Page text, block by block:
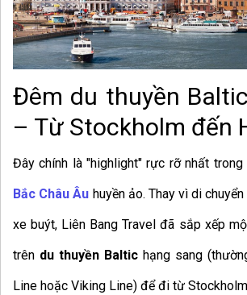
Đêm du thuyền
– Từ Stockholm đến
Đây chính là "highlight" rực rỡ nhất trong
Bắc Châu Âu huyền ảo. Thay vì di
xe buýt, Liên Bang Travel đã sắp xếp
trên du thuyền Baltic hạng sang
Line hoặc Viking Line) để đi từ